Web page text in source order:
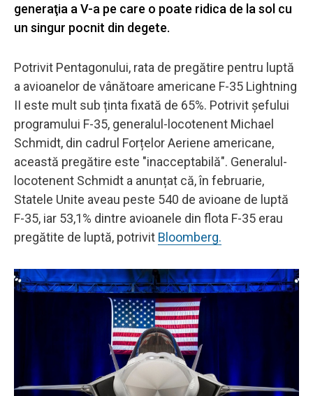
generaţia a V-a pe care o poate ridica de la sol cu
un singur pocnit din degete.
Potrivit Pentagonului, rata de pregătire pentru luptă
a avioanelor de vânătoare americane F-35 Lightning
II este mult sub ținta fixată de 65%. Potrivit șefului
programului F-35, generalul-locotenent Michael
Schmidt, din cadrul Forțelor Aeriene americane,
această pregătire este "inacceptabilă". Generalul-
locotenent Schmidt a anunțat că, în februarie,
Statele Unite aveau peste 540 de avioane de luptă
F-35, iar 53,1% dintre avioanele din flota F-35 erau
pregătite de luptă, potrivit Bloomberg.